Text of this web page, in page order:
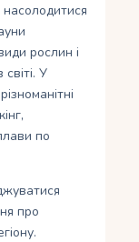
рослин і
У
по
про